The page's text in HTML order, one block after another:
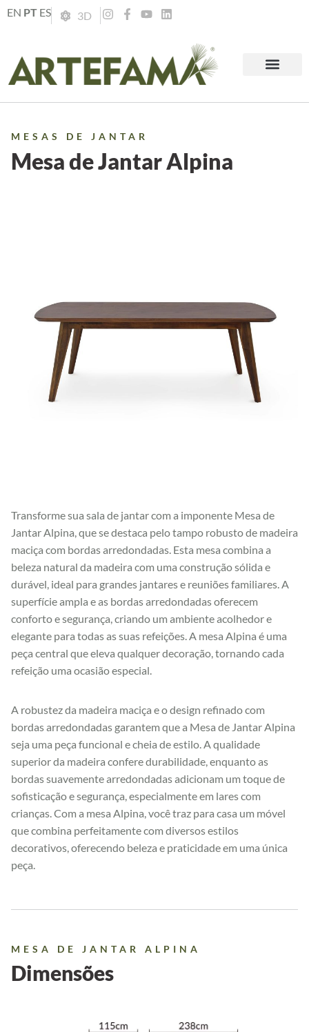
EN PT ES 3D
MESAS DE JANTAR
Mesa de Jantar Alpina
Transforme sua sala de jantar com a imponente Mesa de
Jantar Alpina, que se destaca pelo tampo robusto de madeira
maciça com bordas arredondadas. Esta mesa combina a
beleza natural da madeira com uma construção sólida e
durável, ideal para grandes jantares e reuniões familiares. A
superfície ampla e as bordas arredondadas oferecem
conforto e segurança, criando um ambiente acolhedor e
elegante para todas as suas refeições. A mesa Alpina é uma
peça central que eleva qualquer decoração, tornando cada
refeição uma ocasião especial.
A robustez da madeira maciça e o design refinado com
bordas arredondadas garantem que a Mesa de Jantar Alpina
seja uma peça funcional e cheia de estilo. A qualidade
superior da madeira confere durabilidade, enquanto as
bordas suavemente arredondadas adicionam um toque de
sofisticação e segurança, especialmente em lares com
crianças. Com a mesa Alpina, você traz para casa um móvel
que combina perfeitamente com diversos estilos
decorativos, oferecendo beleza e praticidade em uma única
peça.
MESA DE JANTAR ALPINA
Dimensões